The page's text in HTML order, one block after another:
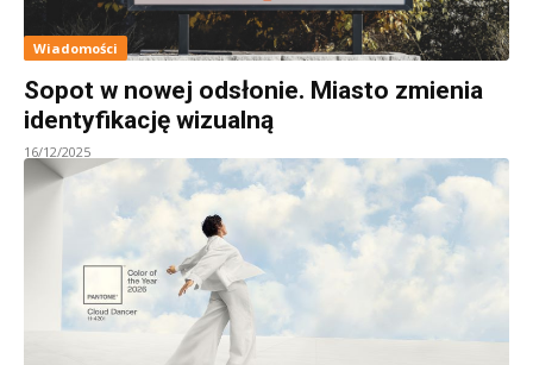
Wiadomości
Sopot w nowej odsłonie. Miasto zmienia
identyfikację wizualną
16/12/2025